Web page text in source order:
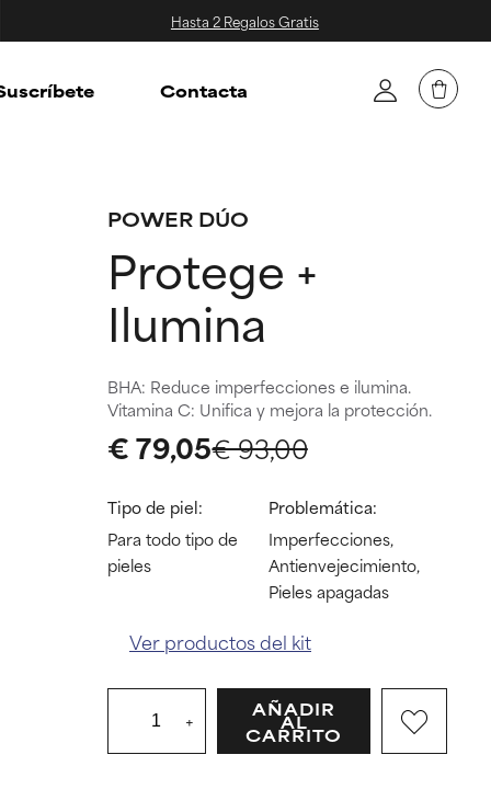
Hasta 2 Regalos Gratis
Contacta
POWER DÚO
Protege +
Ilumina
BHA: Reduce imperfecciones e ilumina.
Vitamina C: Unifica y mejora la protección.
€ 93,00
€ 79,05
Tipo de piel:
Para todo tipo de
pieles
Problemática:
Imperfecciones,
Antienvejecimiento,
Pieles apagadas
Ver productos del kit
+ AÑADIR
AL
CARRITO